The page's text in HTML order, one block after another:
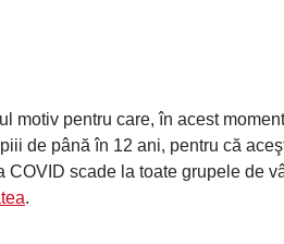
motiv pentru care, în acest
de până în 12 ani, pentru că
COVID scade la toate grupele de
.